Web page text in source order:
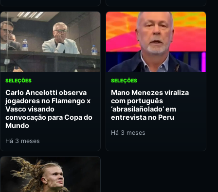
SELEÇÕES
Carlo Ancelotti observa
jogadores no Flamengo x
Vasco visando
convocação para Copa do
Mundo
Há 3 meses
SELEÇÕES
Mano Menezes viraliza
com português
‘abrasilañolado’ em
entrevista no Peru
Há 3 meses